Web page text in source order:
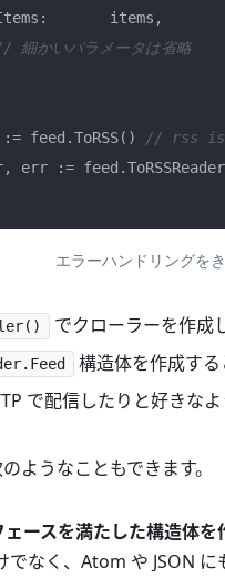
細かいパラメータは省略
:= feed.ToRSS()
// rss
err :=
エラーハンドリングを
でクローラーを作成し
構造体を作成する
で配信したりと好きなよ
ようなこともできます。
ースを満たした構造体
でなく、Atom や JSON に